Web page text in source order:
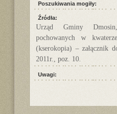
Poszukiwania mogiły:
Źródła:
Urząd Gminy
pochowanych w
(kserokopia) – załącznik
2011r., poz. 10.
Uwagi: